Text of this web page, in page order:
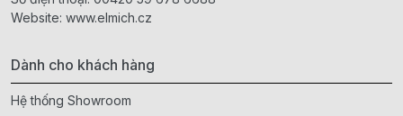
Website: www.elmich.cz
Dành cho khách hàng
Hệ thống Showroom